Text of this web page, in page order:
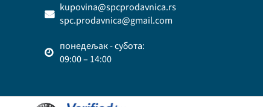
kupovina@spcprodavnica.rs
spc.prodavnica@gmail.com
понедељак - субота:
09:00 – 14:00